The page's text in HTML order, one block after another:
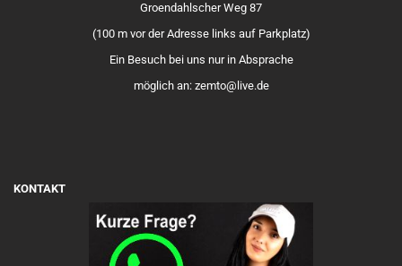
Groendahlscher Weg 87
(100 m vor der Adresse links auf Parkplatz)
Ein Besuch bei uns nur in Absprache
möglich an: zemto@live.de
KONTAKT